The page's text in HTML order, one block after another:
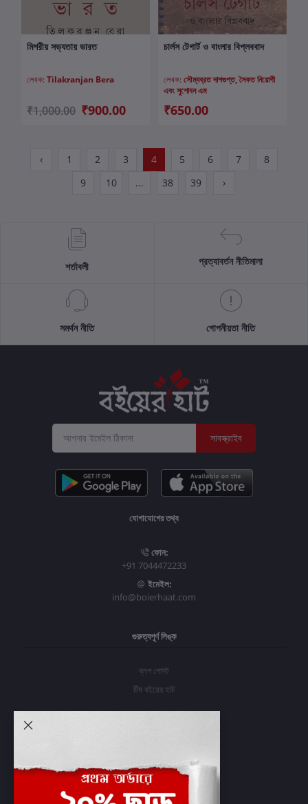
কার্টে যোগ করুন
মিশরীয় সভ্যতায় ভারত
লেখক: Tilakranjan Bera
₹1,000.00 ₹900.00
কার্টে যোগ করুন
চার্লস টেগার্ট ও বাংলার বিপ্লববাদ
লেখক: সৌম্যব্রত দাশগুপ্ত, সৈকত নিয়োগী
এবং সুশোবন এম
₹650.00
‹ 1 2 3 4 5 6 7
8
9
10 ... 38 39 ›
শর্তাবলী প্রত্যাবর্তন নীতিমালা
সমর্থন নীতি গোপনীয়তা নীতি
সাবস্ক্রাইব
যোগাযোগের তথ্য
ফোন:
+91 7044472233
ইমেইল:
info@boierhaat.com
গুরুত্বপূর্ণ লিঙ্ক
ব্লগ পোস্ট
টিম বইয়ের হাট
প্রবেশ করুন
অর্ডার ইতিহাস
আমার ইচ্ছাগুলি